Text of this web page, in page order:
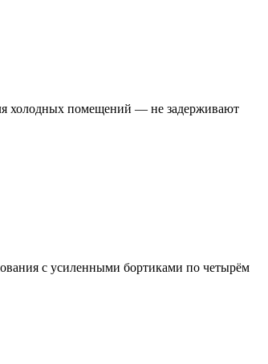
холодных помещений — не задерживают
с усиленными бортиками по четырём